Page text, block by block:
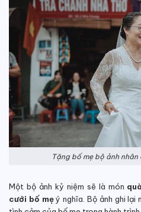
Tặng bố mẹ bộ ảnh
Một bộ ảnh kỷ niệm sẽ là món
cưới bố mẹý nghĩa. Bộ ảnh ghi lại